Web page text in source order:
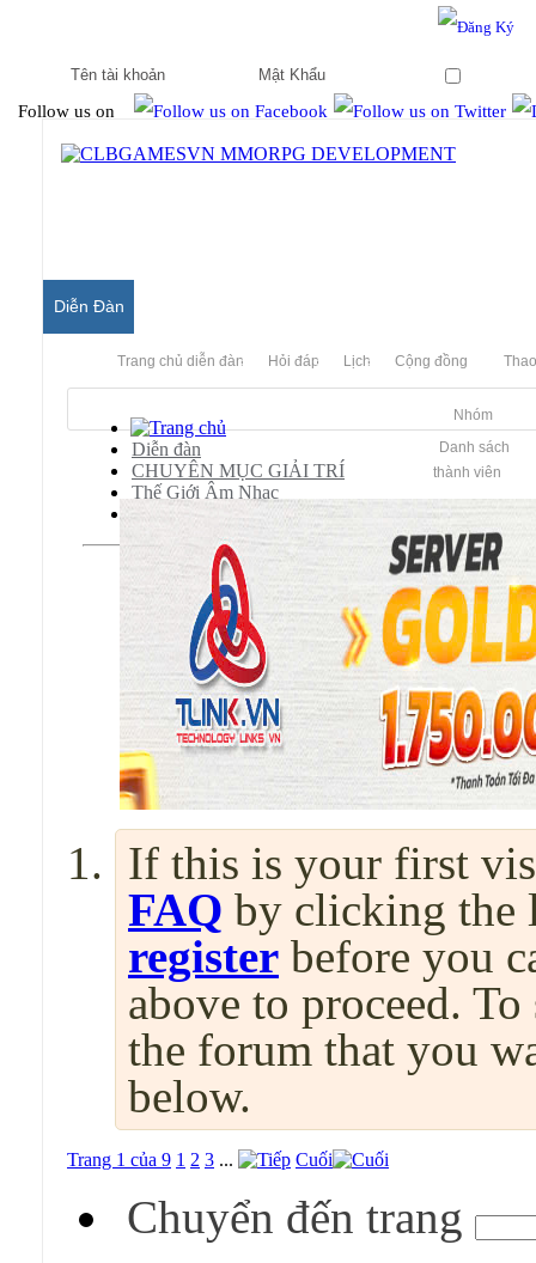
Follow us on
Diễn Đàn
Trang chủ diễn đàn Hỏi đáp Lịch Cộng đồng
Nhóm
Danh sách
thành viên
Diễn đàn
CHUYÊN MỤC GIẢI TRÍ
Thế Giới Âm Nhạc
[Mp3 Album] Thư Viện Âm Nhạc
If this is your first
FAQ by clicking the
register before you
above to proceed.
the forum that you
below.
Trang 1 của 9 1 2 3 ... Cuối
Chuyển đến trang